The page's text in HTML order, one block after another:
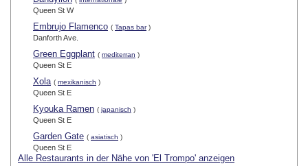
Queen St W
Embrujo Flamenco ( Tapas bar)
Danforth Ave.
Green Eggplant ( mediterran )
Queen St E
Xola ( mexikanisch )
Queen St E
Kyouka Ramen ( japanisch )
Queen St E
Garden Gate ( asiatisch )
Queen St E
Alle Restaurants in der Nähe von 'El Trompo' anzeigen